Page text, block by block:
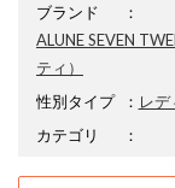
ブランド
：
ALUNE SEVEN
ティ）
性別タイプ
： レデ
カテゴリ
：